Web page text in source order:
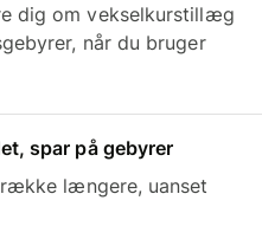
dig om vekselkurstillæg
når du bruger
spar på gebyrer
længere, uanset